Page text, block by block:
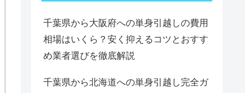
千葉県から大阪府への単身引越しの費用
相場はいくら？安く抑えるコツとおすす
め業者選びを徹底解説
千葉県から北海道への単身引越し完全ガ